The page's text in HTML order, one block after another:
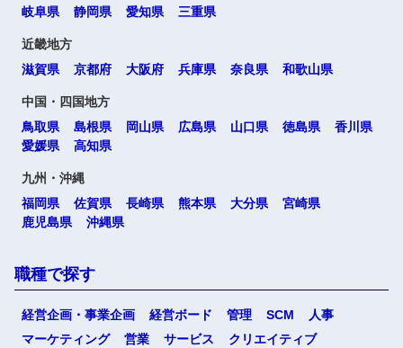
岐阜県
静岡県 愛知県 三重県
近畿地方
滋賀県
京都府 大阪府 兵庫県 奈良県 和歌山県
中国・四国地方
鳥取県
島根県 岡山県 広島県 山口県 徳島県
香川県
愛媛県
高知県
九州・沖縄
福岡県
佐賀県 長崎県 熊本県 大分県
宮崎県
鹿児島県
沖縄県
職種で探す
経営企画・事業企画 経営ボード 管理 SCM
人事
マーケティング
営業 サービス
クリエイティブ